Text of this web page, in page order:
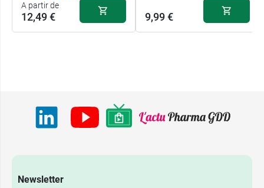
A partir de
12,49 € 9,99 €
Newsletter